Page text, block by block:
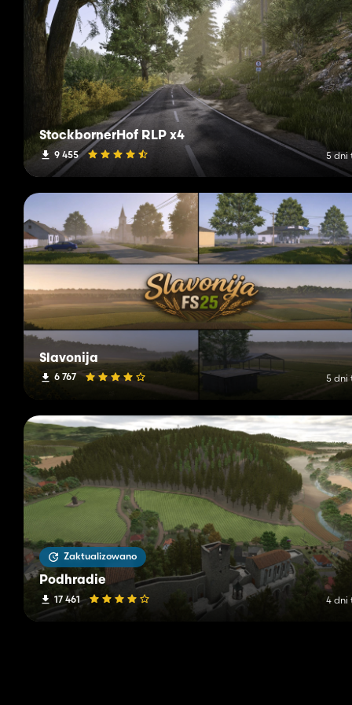
StockbornerHof RLP x4
9 455 5 dni
Slavonija
6 767 5 dni
Zaktualizowano
Podhradie
17 461 4 dni